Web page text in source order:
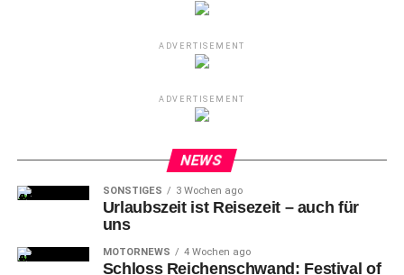
ADVERTISEMENT
ADVERTISEMENT
NEWS
SONSTIGES 3 Wochen ago
Urlaubszeit ist Reisezeit – auch für
uns
MOTORNEWS 4 Wochen ago
Schloss Reichenschwand: Festival of